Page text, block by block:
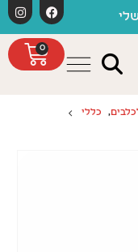
משלוחים
0
,
כללי